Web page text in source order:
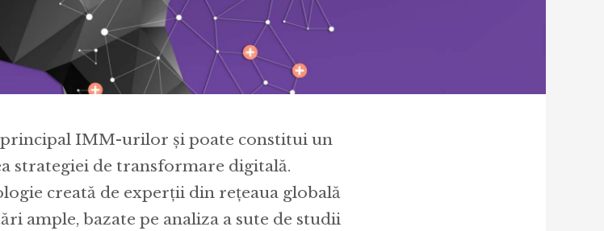
principal IMM-urilor și poate constitui un
strategiei de transformare digitală.
creată de experții din rețeaua globală
ample, bazate pe analiza a sute de studii